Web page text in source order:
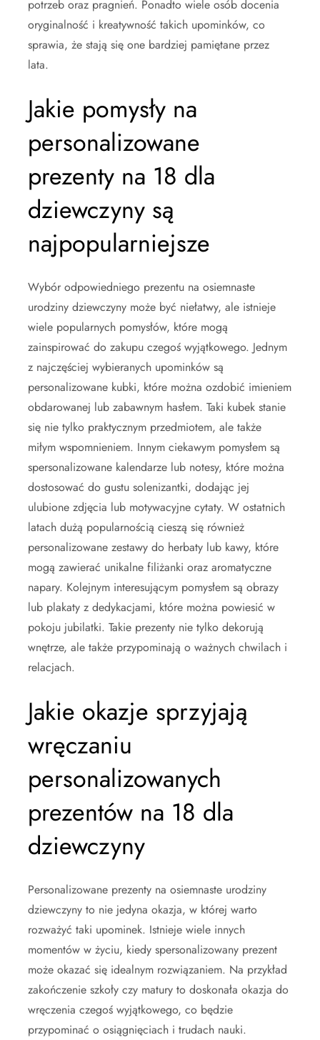
potrzeb oraz pragnień. Ponadto wiele osób docenia
oryginalność i kreatywność takich upominków, co
sprawia, że stają się one bardziej pamiętane przez
lata.
Jakie pomysły na
personalizowane
prezenty na 18 dla
dziewczyny są
najpopularniejsze
Wybór odpowiedniego prezentu na osiemnaste
urodziny dziewczyny może być niełatwy, ale istnieje
wiele popularnych pomysłów, które mogą
zainspirować do zakupu czegoś wyjątkowego. Jednym
z najczęściej wybieranych upominków są
personalizowane kubki, które można ozdobić imieniem
obdarowanej lub zabawnym hasłem. Taki kubek stanie
się nie tylko praktycznym przedmiotem, ale także
miłym wspomnieniem. Innym ciekawym pomysłem są
spersonalizowane kalendarze lub notesy, które można
dostosować do gustu solenizantki, dodając jej
ulubione zdjęcia lub motywacyjne cytaty. W ostatnich
latach dużą popularnością cieszą się również
personalizowane zestawy do herbaty lub kawy, które
mogą zawierać unikalne filiżanki oraz aromatyczne
napary. Kolejnym interesującym pomysłem są obrazy
lub plakaty z dedykacjami, które można powiesić w
pokoju jubilatki. Takie prezenty nie tylko dekorują
wnętrze, ale także przypominają o ważnych chwilach i
relacjach.
Jakie okazje sprzyjają
wręczaniu
personalizowanych
prezentów na 18 dla
dziewczyny
Personalizowane prezenty na osiemnaste urodziny
dziewczyny to nie jedyna okazja, w której warto
rozważyć taki upominek. Istnieje wiele innych
momentów w życiu, kiedy spersonalizowany prezent
może okazać się idealnym rozwiązaniem. Na przykład
zakończenie szkoły czy matury to doskonała okazja do
wręczenia czegoś wyjątkowego, co będzie
przypominać o osiągnięciach i trudach nauki.